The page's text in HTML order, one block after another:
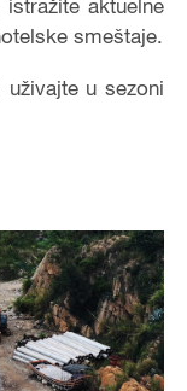
aktuelne
smeštaje.
u sezoni